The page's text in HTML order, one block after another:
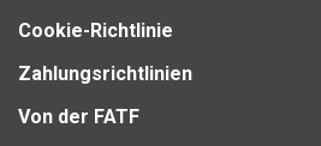
Cookie-Richtlinie
Zahlungsrichtlinien
Von der FATF